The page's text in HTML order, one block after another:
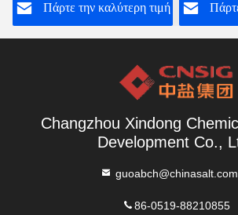
Πάρτε την καλύτερη τιμή
Changzhou Xindong
Development Co.,
86-0519-88210855